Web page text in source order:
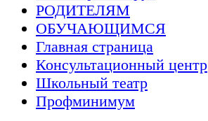
РОДИТЕЛЯМ
ОБУЧАЮЩИМСЯ
Главная страница
Консультационный центр
Школьный театр
Профминимум